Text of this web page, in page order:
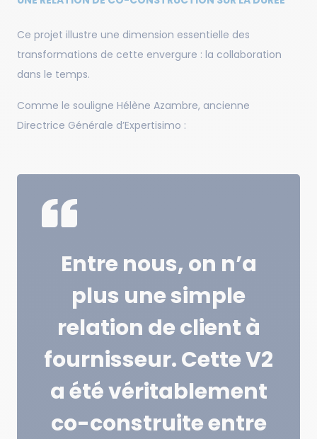
Ce projet illustre une dimension essentielle des
transformations de cette envergure : la collaboration
dans le temps.
Comme le souligne Hélène Azambre, ancienne
Directrice Générale d’Expertisimo :
Entre nous, on n’a
plus une simple
relation de client à
fournisseur. Cette V2
a été véritablement
co-construite entre